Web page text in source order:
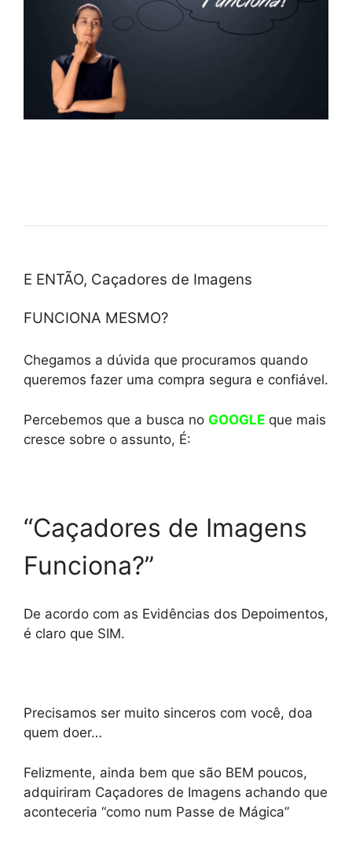
E ENTÃO, Caçadores de Imagens
FUNCIONA MESMO?
Chegamos a dúvida que procuramos quando
queremos fazer uma compra segura e confiável.
Percebemos que a busca no GOOGLE que mais
cresce sobre o assunto, É:
“Caçadores de Imagens
Funciona?”
De acordo com as Evidências dos Depoimentos,
é claro que SIM.
Precisamos ser muito sinceros com você, doa
quem doer…
Felizmente, ainda bem que são BEM poucos,
adquiriram Caçadores de Imagens achando que
aconteceria “como num Passe de Mágica”